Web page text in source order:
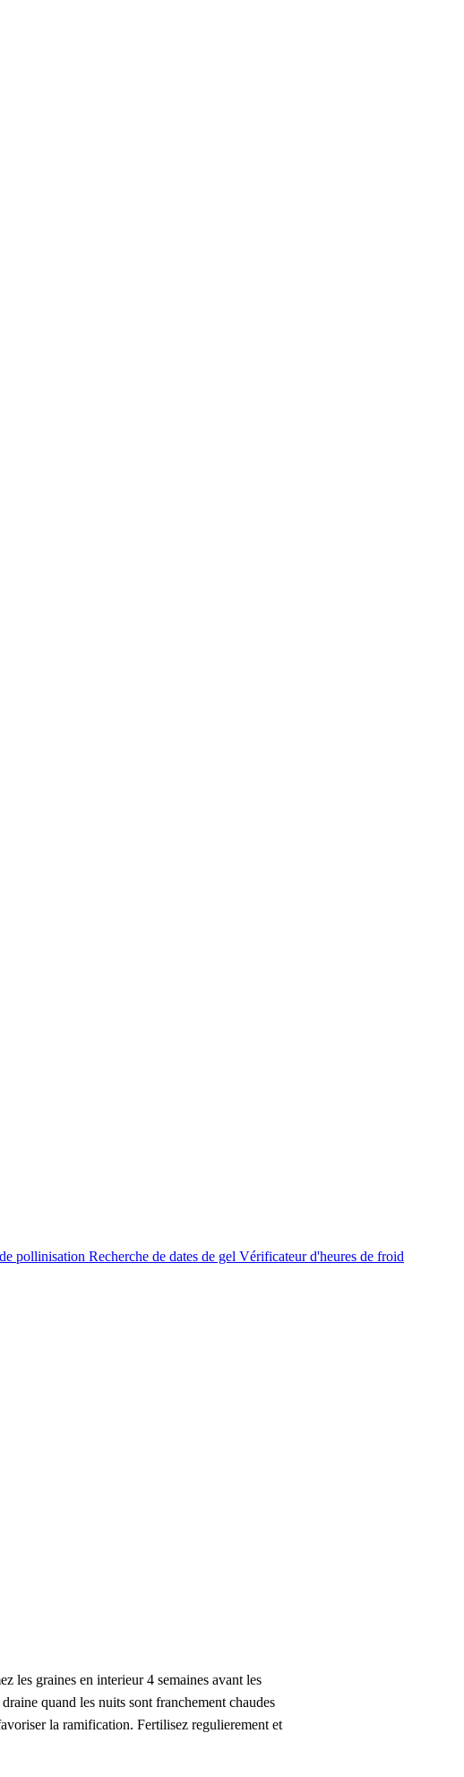
pollinisation Recherche de dates de gel Vérificateur d'heures de froid
les graines en interieur 4 semaines avant les
quand les nuits sont franchement chaudes
la ramification. Fertilisez regulierement et